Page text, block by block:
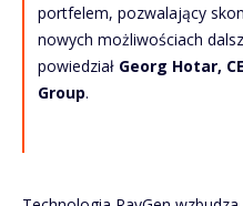
portfelem, pozwalający
nowych możliwościach
powiedział Georg Hotar,
Group.